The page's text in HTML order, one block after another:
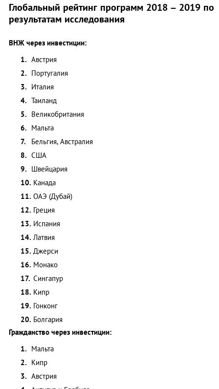
Глобальный рейтинг программ 2018 – 2019 по
результатам исследования
ВНЖ через инвестиции:
Австрия
Португалия
Италия
Таиланд
Великобритания
Мальта
Бельгия, Австралия
США
Швейцария
Канада
ОАЭ (Дубай)
Греция
Испания
Латвия
Джерси
Монако
Сингапур
Кипр
Гонконг
Болгария
Гражданство через инвестиции:
Мальта
Кипр
Австрия